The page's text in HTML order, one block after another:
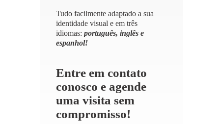
Tudo facilmente adaptado a sua
identidade visual e em três
idiomas: português, inglês e
espanhol!
Entre em contato
conosco e agende
uma visita sem
compromisso!